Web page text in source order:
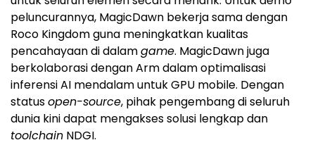
peluncurannya, MagicDawn bekerja sama dengan
Roco Kingdom guna meningkatkan kualitas
pencahayaan di dalamgame. MagicDawn juga
berkolaborasi dengan Arm dalam optimalisasi
inferensi AI mendalam untuk GPU mobile. Dengan
statusopen-source, pihak pengembang di seluruh
dunia kini dapat mengakses solusi lengkap dan
toolchain NDGI.